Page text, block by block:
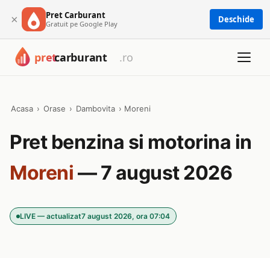
× Pret Carburant
Gratuit pe Google Play Deschide
Acasa › Orase › Dambovita › Moreni
Pret benzina si motorina in
Moreni — 7 august 2026
LIVE — actualizat7 august 2026, ora 07:04